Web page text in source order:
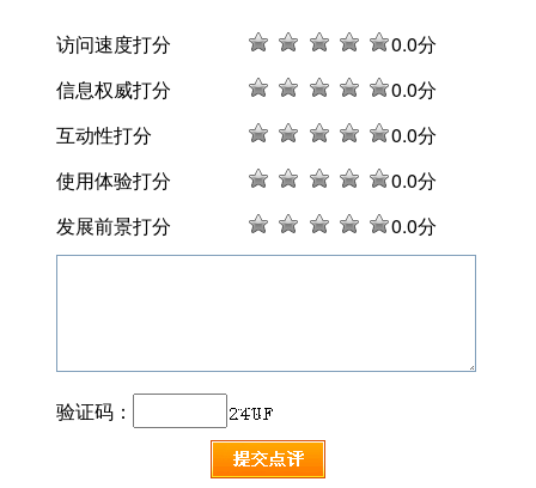
访问速度打分 0.0分
信息权威打分
0.0分
互动性打分
0.0分
使用体验打分
0.0分
发展前景打分
0.0分
验证码：